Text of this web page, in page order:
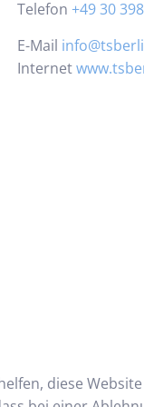
Telefon +49 30
E-Mail
Internet
diese